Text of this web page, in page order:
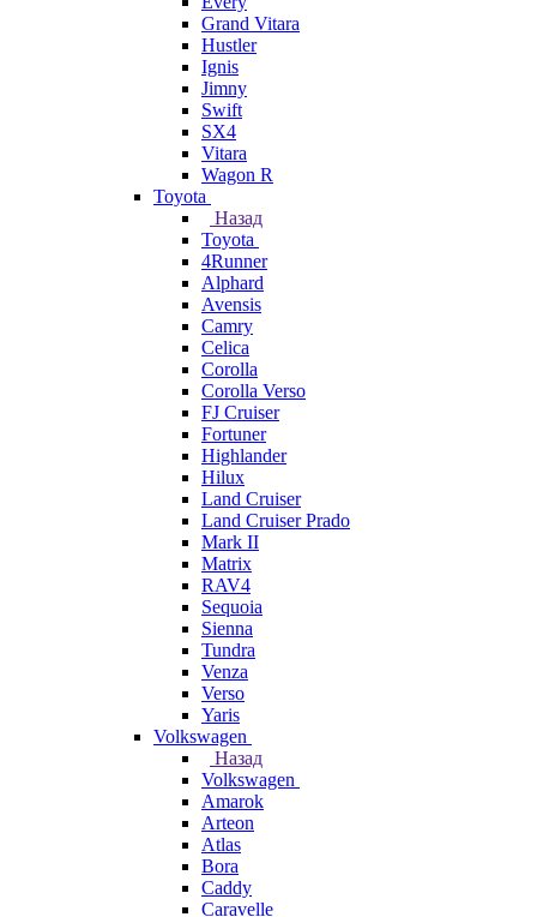
Grand Vitara
Hustler
Ignis
Jimny
Swift
SX4
Vitara
Wagon R
Toyota
Назад
Toyota
4Runner
Alphard
Avensis
Camry
Celica
Corolla
Corolla Verso
FJ Cruiser
Fortuner
Highlander
Hilux
Land Cruiser
Land Cruiser Prado
Mark II
Matrix
RAV4
Sequoia
Sienna
Tundra
Venza
Verso
Yaris
Volkswagen
Назад
Volkswagen
Amarok
Arteon
Atlas
Bora
Caddy
Caravelle